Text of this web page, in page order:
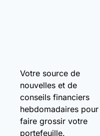
Votre source de
nouvelles et de
conseils financiers
hebdomadaires pour
faire grossir votre
portefeuille.